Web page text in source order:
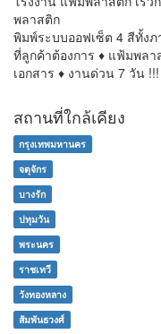
พลาสติก
พิมพ์ระบบออฟเซ็ต 4 สีทั้ง
ที่ลูกค้าต้องการ ♦ แฟ้มพล
เอกสาร ♦ งานด่วน 7 วัน !!!
สถานที่ใกล้เคียง
กรุงเทพมหานคร
จตุจักร
บางรัก
ปทุมวัน
พระนคร
ราชเทวี
วังทองหลาง
สัมพันธวงศ์